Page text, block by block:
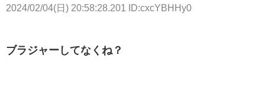
2024/02/04(日) 20:58:28.201 ID:cxcYBHHy0
ブラジャーしてなくね？